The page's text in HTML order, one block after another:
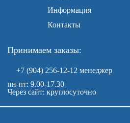
Информация
Контакты
Принимаем заказы:
+7 (904) 256-12-12 менеджер
пн-пт: 9.00-17.30
Через сайт: круглосуточно